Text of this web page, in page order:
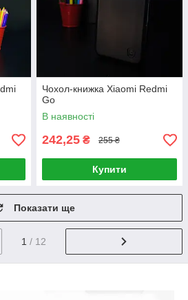
Чохол-книжка Xiaomi Redmi
Go
В наявності
242,25 ₴ 255 ₴
Купити
Показати ще
1 / 12